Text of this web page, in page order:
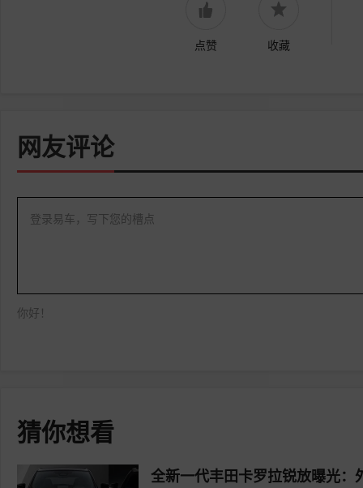
点赞 收藏
网友评论
登录易车，写下您的槽点
你好！
猜你想看
全新一代丰田卡罗拉锐放曝光：